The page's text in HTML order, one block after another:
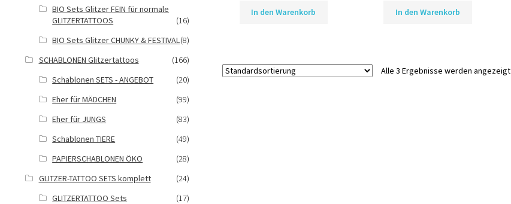
In den Warenkorb In den Warenkorb
Alle 3 Ergebnisse werden angezeigt
BIO Sets Glitzer FEIN für normale
GLITZERTATTOOS
(16)
BIO Sets Glitzer CHUNKY & FESTIVAL(8)
SCHABLONEN Glitzertattoos
(166)
Schablonen SETS - ANGEBOT
(20)
Eher für MÄDCHEN
(99)
Eher für JUNGS
(83)
Schablonen TIERE
(49)
PAPIERSCHABLONEN ÖKO
(28)
GLITZER-TATTOO SETS komplett
(24)
GLITZERTATTOO Sets
(17)